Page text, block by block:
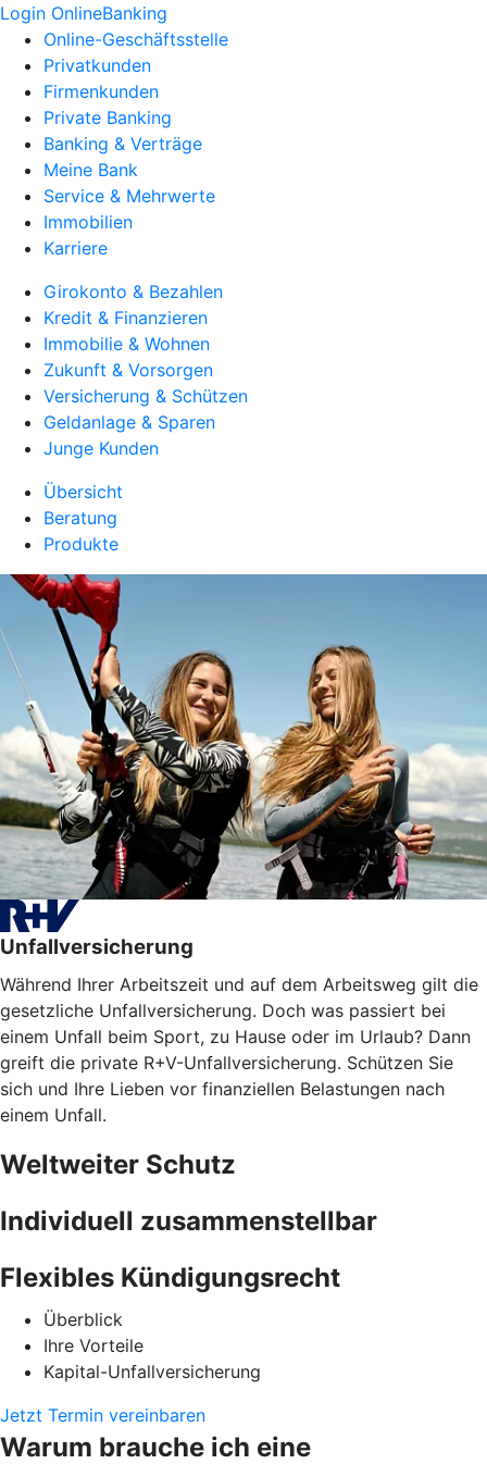
Login OnlineBanking
Online-Geschäftsstelle
Privatkunden
Firmenkunden
Private Banking
Banking & Verträge
Meine Bank
Service & Mehrwerte
Immobilien
Karriere
Girokonto & Bezahlen
Kredit & Finanzieren
Immobilie & Wohnen
Zukunft & Vorsorgen
Versicherung & Schützen
Geldanlage & Sparen
Junge Kunden
Übersicht
Beratung
Produkte
Unfallversicherung
Während Ihrer Arbeitszeit und auf dem Arbeitsweg gilt die
gesetzliche Unfallversicherung. Doch was passiert bei
einem Unfall beim Sport, zu Hause oder im Urlaub? Dann
greift die private R+V-Unfallversicherung. Schützen Sie
sich und Ihre Lieben vor finanziellen Belastungen nach
einem Unfall.
Weltweiter Schutz
Individuell zusammenstellbar
Flexibles Kündigungsrecht
Überblick
Ihre Vorteile
Kapital-Unfallversicherung
Jetzt Termin vereinbaren
Warum brauche ich eine